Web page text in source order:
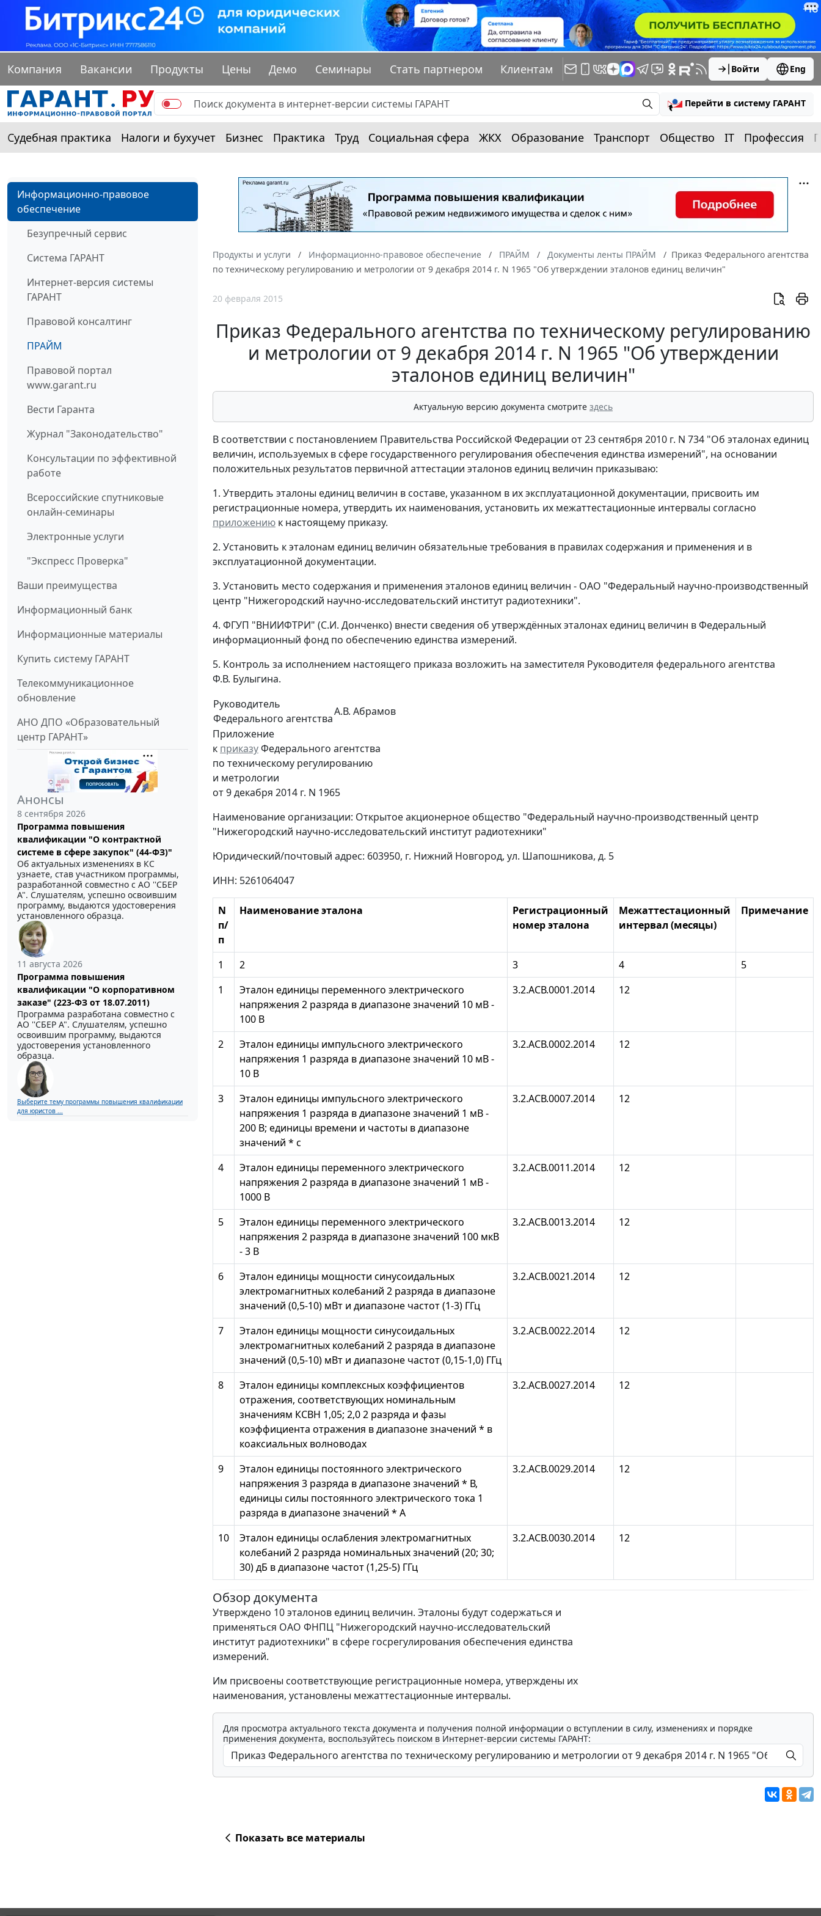
Компания Вакансии Продукты Цены Демо Семинары Стать партнером Клиентам Войти Eng
Перейти в систему ГАРАНТ
Судебная практика Налоги и бухучет Бизнес Практика Труд Социальная сфера ЖКХ Образование Транспорт Общество IT Профессия
Информационно-правовое
обеспечение
Безупречный сервис
Система ГАРАНТ
Интернет-версия системы
ГАРАНТ
Правовой консалтинг
ПРАЙМ
Правовой портал
www.garant.ru
Вести Гаранта
Журнал "Законодательство"
Консультации по эффективной
работе
Всероссийские спутниковые
онлайн-семинары
Электронные услуги
"Экспресс Проверка"
Ваши преимущества
Информационный банк
Информационные материалы
Купить систему ГАРАНТ
Телекоммуникационное
обновление
АНО ДПО «Образовательный
центр ГАРАНТ»
Анонсы
8 сентября 2026
Программа повышения
квалификации "О контрактной
системе в сфере закупок" (44-ФЗ)"
Об актуальных изменениях в КС
узнаете, став участником программы,
разработанной совместно с АО ''СБЕР
А". Слушателям, успешно освоившим
программу, выдаются удостоверения
установленного образца.
11 августа 2026
Программа повышения
квалификации "О корпоративном
заказе" (223-ФЗ от 18.07.2011)
Программа разработана совместно с
АО ''СБЕР А". Слушателям, успешно
освоившим программу, выдаются
удостоверения установленного
образца.
Выберите тему программы повышения квалификации
для юристов ...
Продукты и услуги Информационно-правовое обеспечение ПРАЙМ Документы ленты ПРАЙМ
Приказ Федерального агентства
по техническому регулированию и метрологии от 9 декабря 2014 г. N 1965 "Об утверждении эталонов единиц величин"
20 февраля 2015
Приказ Федерального агентства по техническому регулированию
и метрологии от 9 декабря 2014 г. N 1965 "Об утверждении
эталонов единиц величин"
Актуальную версию документа смотрите здесь
В соответствии с постановлением Правительства Российской Федерации от 23 сентября 2010 г. N 734 "Об эталонах единиц
величин, используемых в сфере государственного регулирования обеспечения единства измерений", на основании
положительных результатов первичной аттестации эталонов единиц величин приказываю:
1. Утвердить эталоны единиц величин в составе, указанном в их эксплуатационной документации, присвоить им
регистрационные номера, утвердить их наименования, установить их межаттестационные интервалы согласно
приложению к настоящему приказу.
2. Установить к эталонам единиц величин обязательные требования в правилах содержания и применения и в
эксплуатационной документации.
3. Установить место содержания и применения эталонов единиц величин - ОАО "Федеральный научно-производственный
центр "Нижегородский научно-исследовательский институт радиотехники".
4. ФГУП "ВНИИФТРИ" (С.И. Донченко) внести сведения об утверждённых эталонах единиц величин в Федеральный
информационный фонд по обеспечению единства измерений.
5. Контроль за исполнением настоящего приказа возложить на заместителя Руководителя федерального агентства
Ф.В. Булыгина.
Руководитель
Федерального агентства
А.В. Абрамов
Приложение
к приказуФедерального агентства
по техническому регулированию
и метрологии
от 9 декабря 2014 г. N 1965
Наименование организации: Открытое акционерное общество "Федеральный научно-производственный центр
"Нижегородский научно-исследовательский институт радиотехники"
Юридический/почтовый адрес: 603950, г. Нижний Новгород, ул. Шапошникова, д. 5
ИНН: 5261064047
N
п/
п
Наименование эталона
Регистрационный
номер эталона
Межаттестационный
интервал (месяцы)
Примечание
1 2 3 4
5
1
Эталон единицы переменного электрического
напряжения 2 разряда в диапазоне значений 10 мВ -
100 В
3.2.АСВ.0001.2014 12
2
Эталон единицы импульсного электрического
напряжения 1 разряда в диапазоне значений 10 мВ -
10 В
3.2.АСВ.0002.2014 12
3
Эталон единицы импульсного электрического
напряжения 1 разряда в диапазоне значений 1 мВ -
200 В; единицы времени и частоты в диапазоне
значений * с
3.2.АСВ.0007.2014 12
4
Эталон единицы переменного электрического
напряжения 2 разряда в диапазоне значений 1 мВ -
1000 В
3.2.АСВ.0011.2014 12
5
Эталон единицы переменного электрического
напряжения 2 разряда в диапазоне значений 100 мкВ
- 3 В
3.2.АСВ.0013.2014 12
6
Эталон единицы мощности синусоидальных
электромагнитных колебаний 2 разряда в диапазоне
значений (0,5-10) мВт и диапазоне частот (1-3) ГГц
3.2.АСВ.0021.2014 12
7
Эталон единицы мощности синусоидальных
электромагнитных колебаний 2 разряда в диапазоне
значений (0,5-10) мВт и диапазоне частот (0,15-1,0) ГГц
3.2.АСВ.0022.2014 12
8
Эталон единицы комплексных коэффициентов
отражения, соответствующих номинальным
значениям КСВН 1,05; 2,0 2 разряда и фазы
коэффициента отражения в диапазоне значений * в
коаксиальных волноводах
3.2.АСВ.0027.2014 12
9
Эталон единицы постоянного электрического
напряжения 3 разряда в диапазоне значений * В,
единицы силы постоянного электрического тока 1
разряда в диапазоне значений * А
3.2.АСВ.0029.2014 12
10
Эталон единицы ослабления электромагнитных
колебаний 2 разряда номинальных значений (20; 30;
30) дБ в диапазоне частот (1,25-5) ГГц
3.2.АСВ.0030.2014 12
Обзор документа
Утверждено 10 эталонов единиц величин. Эталоны будут содержаться и
применяться ОАО ФНПЦ "Нижегородский научно-исследовательский
институт радиотехники" в сфере госрегулирования обеспечения единства
измерений.
Им присвоены соответствующие регистрационные номера, утверждены их
наименования, установлены межаттестационные интервалы.
Для просмотра актуального текста документа и получения полной информации о вступлении в силу, изменениях и порядке
применения документа, воспользуйтесь поиском в Интернет-версии системы ГАРАНТ:
Показать все материалы